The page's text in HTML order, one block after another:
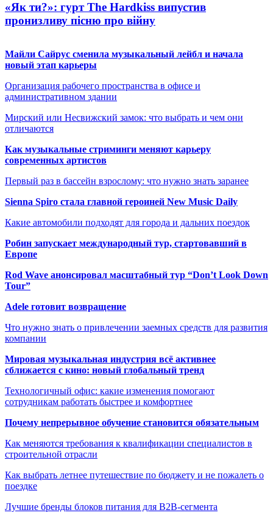
«Як ти?»: гурт The Hardkiss випустив
пронизливу пісню про війну
Майли Сайрус сменила музыкальный лейбл и начала
новый этап карьеры
Организация рабочего пространства в офисе и
административном здании
Мирский или Несвижский замок: что выбрать и чем они
отличаются
Как музыкальные стриминги меняют карьеру
современных артистов
Первый раз в бассейн взрослому: что нужно знать заранее
Sienna Spiro стала главной героиней New Music Daily
Какие автомобили подходят для города и дальних поездок
Робин запускает международный тур, стартовавший в
Европе
Rod Wave анонсировал масштабный тур “Don’t Look Down
Tour”
Adele готовит возвращение
Что нужно знать о привлечении заемных средств для развития
компании
Мировая музыкальная индустрия всё активнее
сближается с кино: новый глобальный тренд
Технологичный офис: какие изменения помогают
сотрудникам работать быстрее и комфортнее
Почему непрерывное обучение становится обязательным
Как меняются требования к квалификации специалистов в
строительной отрасли
Как выбрать летнее путешествие по бюджету и не пожалеть о
поездке
Лучшие бренды блоков питания для B2B-сегмента